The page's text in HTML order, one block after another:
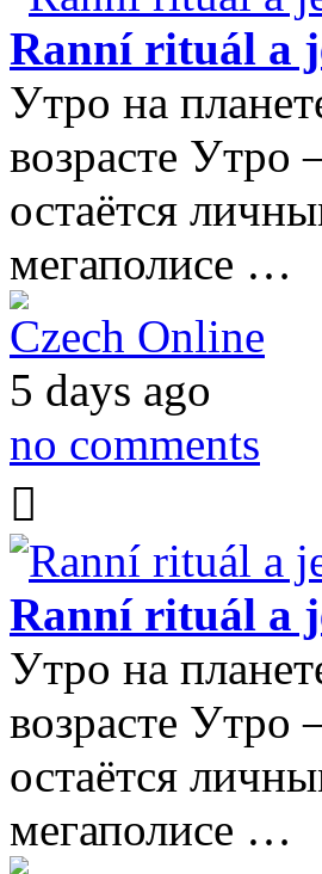
Ranní rituál a
Утро на
возрасте Утро
остаётся
мегаполисе …
Czech Online
5 days ago
no comments
Ranní rituál a
Утро на
возрасте Утро
остаётся
мегаполисе …